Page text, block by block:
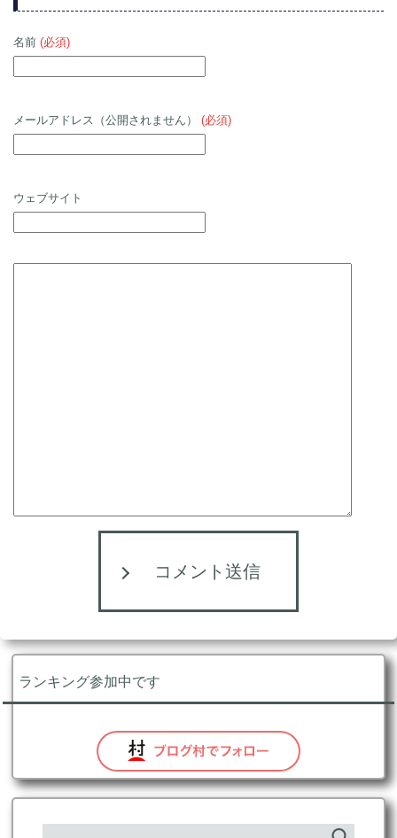
名前 (必須)
メールアドレス（公開されません） (必須)
ウェブサイト
コメント送信
ランキング参加中です